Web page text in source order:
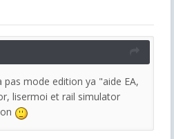
mode edition ya "aide EA,
lisermoi et rail simulator